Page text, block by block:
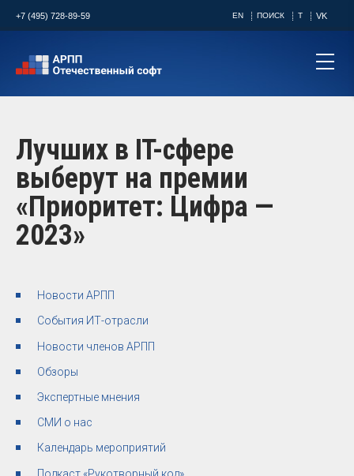
+7 (495) 728-89-59 EN ПОИСК T VK
Лучших в IT-сфере
выберут на премии
«Приоритет: Цифра —
2023»
Новости АРПП
События ИТ-отрасли
Новости членов АРПП
Обзоры
Экспертные мнения
СМИ о нас
Календарь мероприятий
Подкаст «Рукотворный код»